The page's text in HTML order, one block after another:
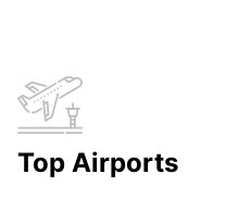
Top Airports